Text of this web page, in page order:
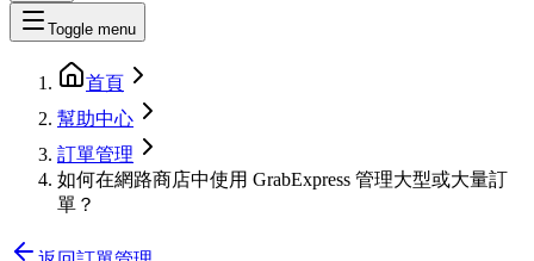
Toggle menu
首頁
幫助中心
訂單管理
如何在網路商店中使用 GrabExpress 管理大型或大量訂
單？